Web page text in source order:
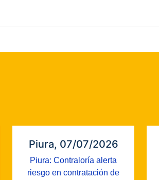
Piura, 07/07/2026
Piura: Contraloría alerta
riesgo en contratación de